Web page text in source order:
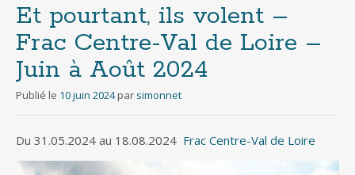
principal
Et pourtant, ils volent –
Frac Centre-Val de Loire –
Juin à Août 2024
Publié le 10 juin 2024 par simonnet
Du 31.05.2024 au 18.08.2024 Frac Centre-Val de Loire